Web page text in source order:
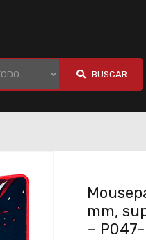
BUSCAR
mm,
–